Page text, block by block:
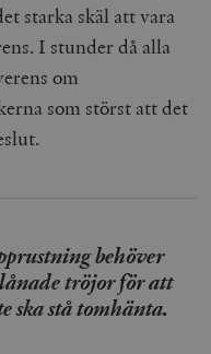
starka skäl att vara
I stunder då alla
om
som störst att det
behöver
tröjor för att
ska stå tomhänta.